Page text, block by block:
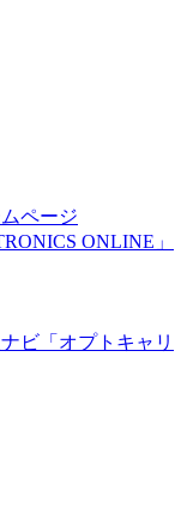
ページ
ONLINE」
ビ「オプトキャリ